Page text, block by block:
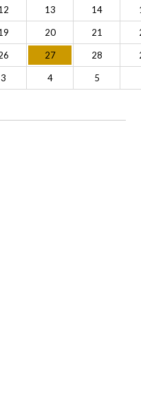
13 14
20 21
27 28
3 4 5